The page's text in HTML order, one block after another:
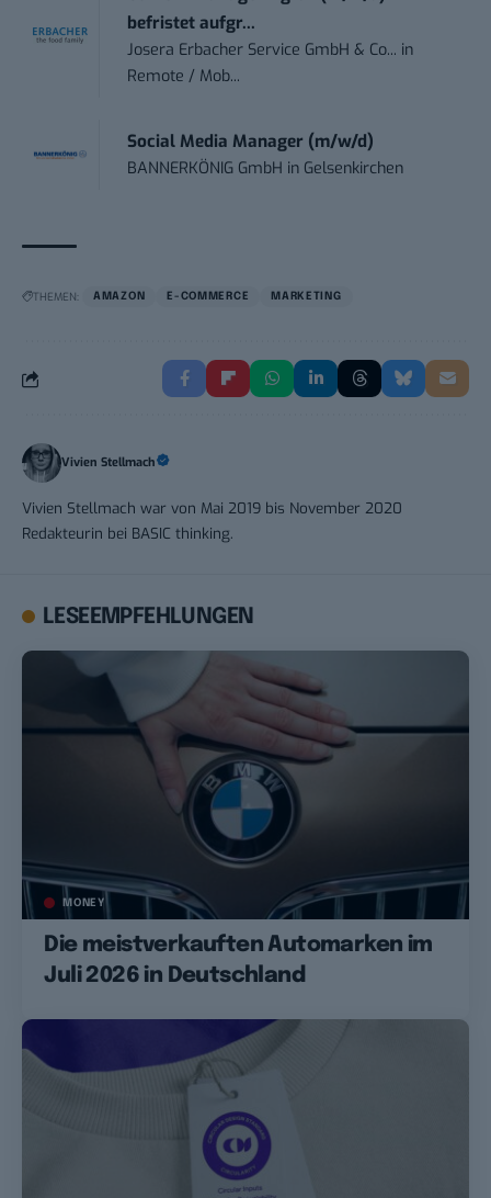
befristet aufgr...
Josera Erbacher Service GmbH & Co... in
Remote / Mob...
Social Media Manager (m/w/d)
BANNERKÖNIG GmbH in Gelsenkirchen
THEMEN: AMAZON E-COMMERCE MARKETING
Vivien Stellmach
Vivien Stellmach war von Mai 2019 bis November 2020
Redakteurin bei BASIC thinking.
LESEEMPFEHLUNGEN
MONEY
Die meistverkauften Automarken im
Juli 2026 in Deutschland